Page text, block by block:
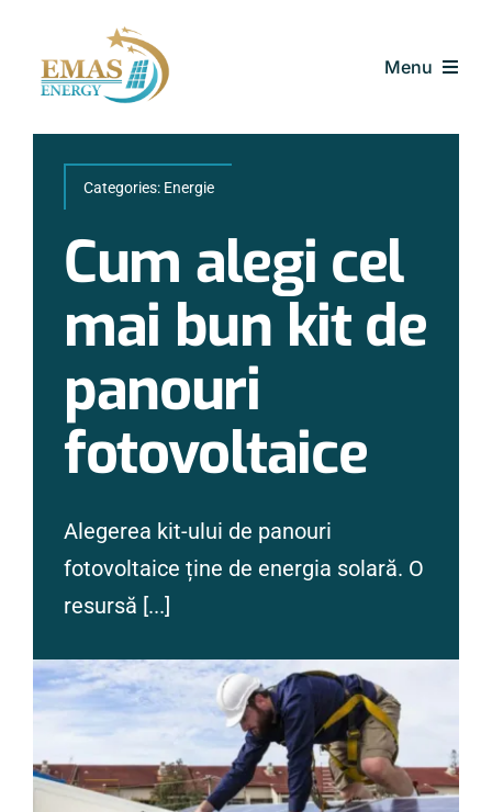
content
Menu
Media
Categories: Energie
Cum alegi cel
mai bun kit de
panouri
fotovoltaice
Alegerea kit-ului de panouri
fotovoltaice ține de energia solară. O
resursă [...]